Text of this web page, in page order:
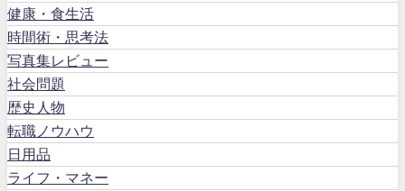
健康・食生活
時間術・思考法
写真集レビュー
社会問題
歴史人物
転職ノウハウ
日用品
ライフ・マネー